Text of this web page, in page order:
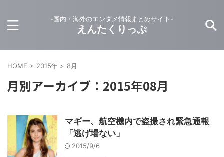
-国内・海外のエンタメ情報まとめサイト-
えんたくりっぷ
HOME > 2015年 > 8月
月別アーカイブ：2015年08月
マギー、航空機内で盗撮され緊急通報
「逃げ場ない」
2015/9/6